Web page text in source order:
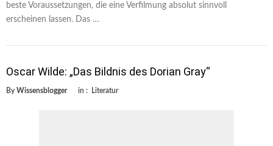
beste Voraussetzungen, die eine Verfilmung absolut sinnvoll
erscheinen lassen. Das …
Oscar Wilde: „Das Bildnis des Dorian Gray“
By Wissensblogger in : Literatur